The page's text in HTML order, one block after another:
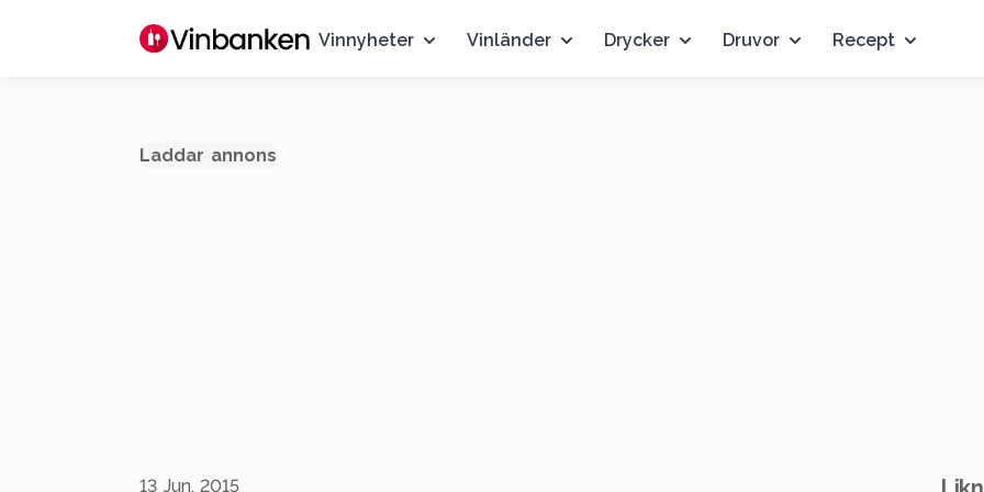
Vinnyheter Vinländer Drycker Druvor Recept
Laddar annons
13 Jun, 2015